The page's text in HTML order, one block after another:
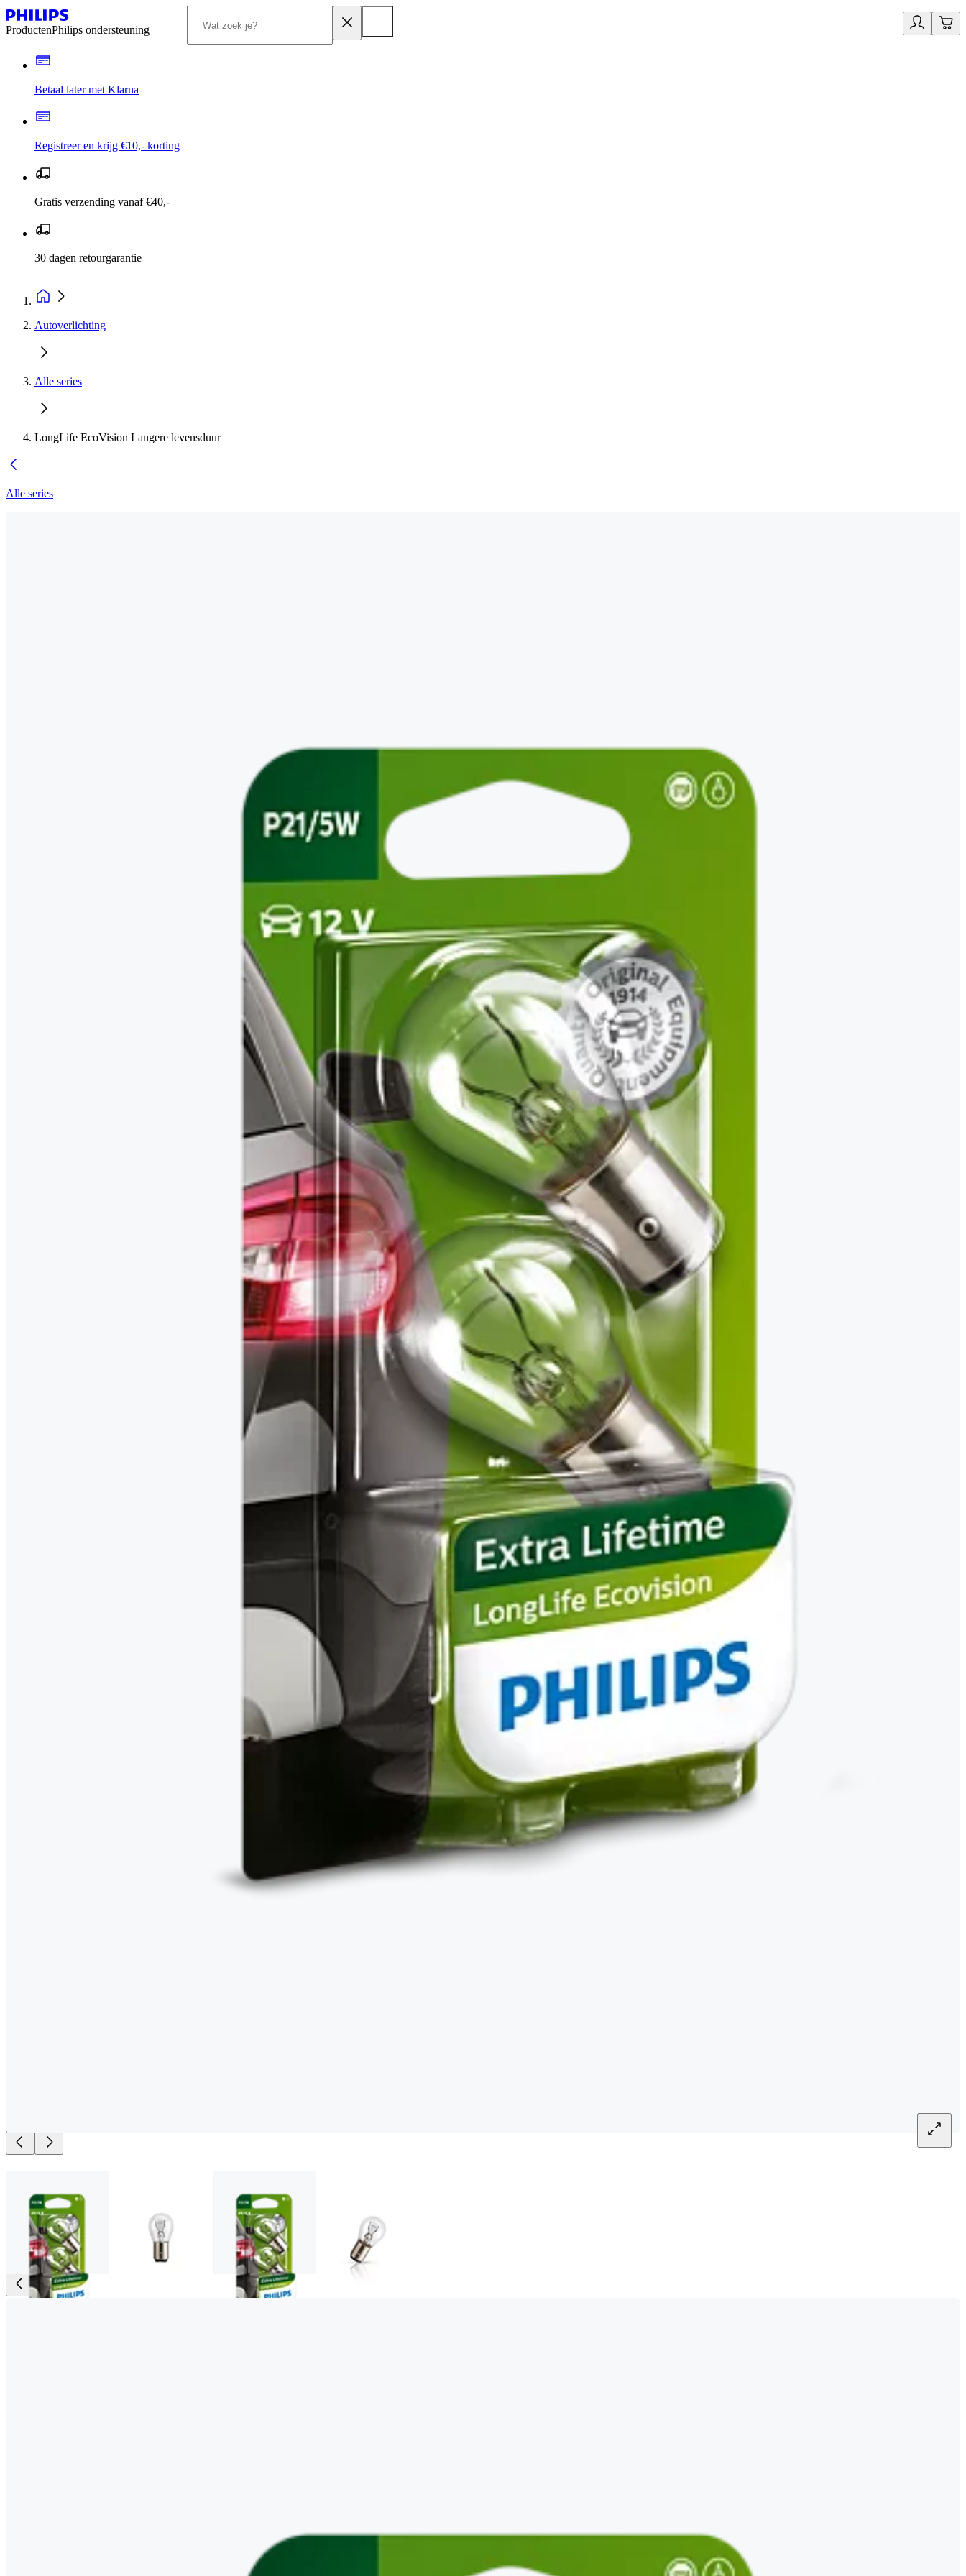
ProductenPhilips ondersteuning
Betaal later met Klarna
Registreer en krijg €10,- korting
Gratis verzending vanaf €40,-
30 dagen retourgarantie
Autoverlichting
Alle series
LongLife EcoVision Langere levensduur
Alle series